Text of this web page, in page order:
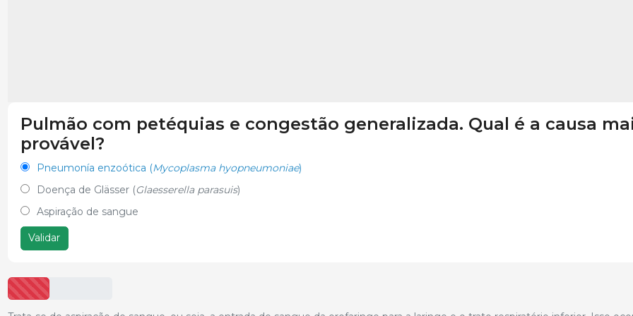
Pulmão com petéquias e congestão generalizada. Qual é a causa
provável?
Pneumonía enzoótica (Mycoplasma hyopneumoniae)
Doença de Glässer (Glaesserella parasuis)
Aspiração de sangue
Validar